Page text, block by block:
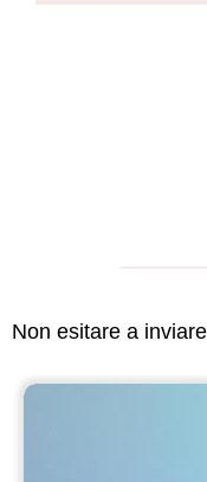
Non esitare a